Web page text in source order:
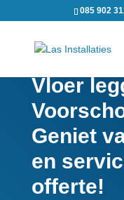
085 902
Vloer
Geniet
en
offerte!